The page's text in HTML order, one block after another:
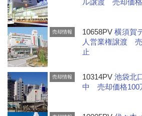
売却情報 10658PV横須賀
人営業権譲渡
止
売却情報 10314PV池袋北
中 売却価格